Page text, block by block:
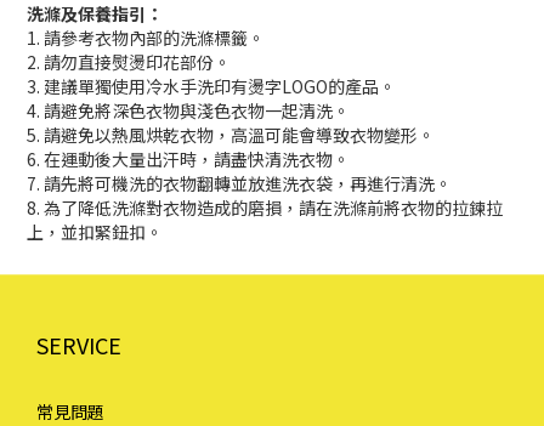
洗滌及保養指引：
1. 請參考衣物內部的洗滌標籤。
2. 請勿直接熨燙印花部份。
3. 建議單獨使用冷水手洗印有燙字LOGO的產品。
4. 請避免將深色衣物與淺色衣物一起清洗。
5. 請避免以熱風烘乾衣物，高溫可能會導致衣物變形。
6. 在運動後大量出汗時，請盡快清洗衣物。
7. 請先將可機洗的衣物翻轉並放進洗衣袋，再進行清洗。
8. 為了降低洗滌對衣物造成的磨損，請在洗滌前將衣物的拉鍊拉
上，並扣緊鈕扣。
SERVICE
常見問題